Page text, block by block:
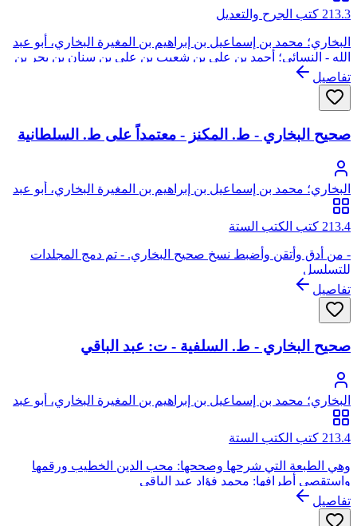
213.3 كتب الجرح والتعديل
البخاري؛ محمد بن إسماعيل بن إبراهيم بن المغيرة البخاري، أبو عبد
الله - النسائي؛ أحمد بن علي بن شعيب بن علي بن سنان بن بحر بن
دينار، أبو عبد الرحمن النسائي
تفاصيل
صحيح البخاري - ط. المكنز - معتمداً على ط. السلطانية
البخاري؛ محمد بن إسماعيل بن إبراهيم بن المغيرة البخاري، أبو عبد
الله
213.4 كتب الكتب الستة
- من أدق وأتقن وأضبط نسخ صحيح البخاري. - تم دمج المجلدات
للتسلسل
تفاصيل
صحيح البخاري - ط. السلفية - ت: عبد الباقي
البخاري؛ محمد بن إسماعيل بن إبراهيم بن المغيرة البخاري، أبو عبد
الله
213.4 كتب الكتب الستة
وهي الطبعة التي شرحها وصححها: محب الدين الخطيب ورقمها
واستقصى أطرافها: محمد فؤاد عبد الباقي
تفاصيل